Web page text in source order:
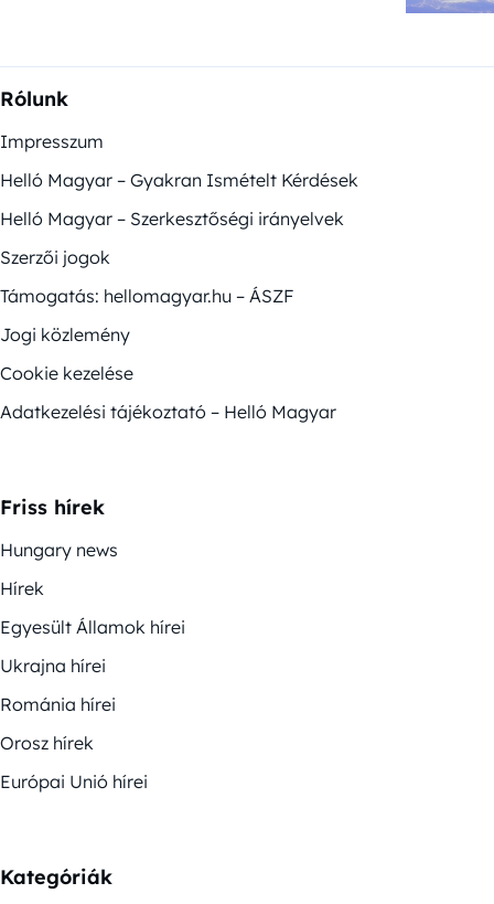
Rólunk
Impresszum
Helló Magyar – Gyakran Ismételt Kérdések
Helló Magyar – Szerkesztőségi irányelvek
Szerzői jogok
Támogatás: hellomagyar.hu – ÁSZF
Jogi közlemény
Cookie kezelése
Adatkezelési tájékoztató – Helló Magyar
Friss hírek
Hungary news
Hírek
Egyesült Államok hírei
Ukrajna hírei
Románia hírei
Orosz hírek
Európai Unió hírei
Kategóriák